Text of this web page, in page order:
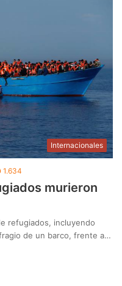
Internacionales
1.634
murieron
refugiados, incluyendo
de un barco, frente a…